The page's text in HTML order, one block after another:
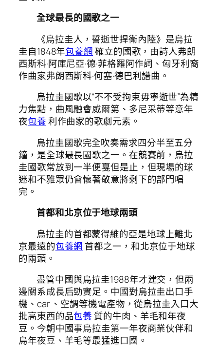
全球最長的國歌之一
《烏拉圭人，誓逝世捍衛內陸》是烏拉
圭自1848年包養網確立的國歌，由詩人弗朗
西斯科·阿庫尼亞·德·菲格羅阿作詞、匈牙利裔
作曲家弗朗西斯科·何塞·德巴利譜曲。
烏拉圭國歌以“不不受拘束毋寧逝世”為精
力焦點，曲風融會威爾第、多尼采蒂等意年
夜包養利作曲家的歌劇元素。
烏拉圭國歌完全吹奏需求四分半至五分
鐘，是全球最長國歌之一。在競賽前，烏拉
圭國歌常放到一半便戛但是止，但現場的球
迷和不雅眾仍會懷著敬意將剩下的部門唱
完。
首都和北京位于地球兩頭
烏拉圭的首都蒙得維的亞是地球上離北
京最遠的包養網 首都之一，和北京位于地球
的兩頭。
盡管中國與烏拉圭1988年才建交，但兩
邊關系成長后勁實足。中國對烏拉圭出口手
機、car 、空調等機電產物，從烏拉圭入口大
批高東西的品包養 質的牛肉、羊毛和年夜
豆。今朝中國事烏拉圭第一年夜商業伙伴和
烏年夜豆、羊毛等最猛進口國。